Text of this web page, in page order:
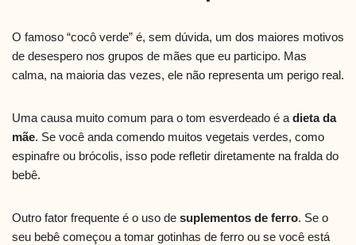
O famoso “cocô verde” é, sem dúvida, um dos maiores motivos
de desespero nos grupos de mães que eu participo. Mas
calma, na maioria das vezes, ele não representa um perigo real.
Uma causa muito comum para o tom esverdeado é a dieta da
mãe. Se você anda comendo muitos vegetais verdes, como
espinafre ou brócolis, isso pode refletir diretamente na fralda do
bebê.
Outro fator frequente é o uso de suplementos de ferro. Se o
seu bebê começou a tomar gotinhas de ferro ou se você está